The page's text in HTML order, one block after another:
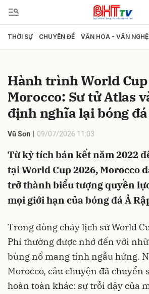
THỜI SỰ CHUYÊN ĐỀ VĂN HÓA - VĂN NGHỆ
Hành trình World
Morocco: Sư tử Atlas
định nghĩa lại bóng
Vũ Sơn 09/07/2026 11:03
Từ kỳ tích bán kết năm 2022
tại World Cup 2026, Morocco
trở thành biểu tượng quyền
mọi giới hạn của bóng đá Ả
Trong dòng chảy lịch sử World
Phi thường được nhớ đến với
bùng nổ mang tính ngẫu hứng.
Morocco, câu chuyện đã chuyển
hoàn toàn khác: sự trỗi dậy của
Gửi bình luận